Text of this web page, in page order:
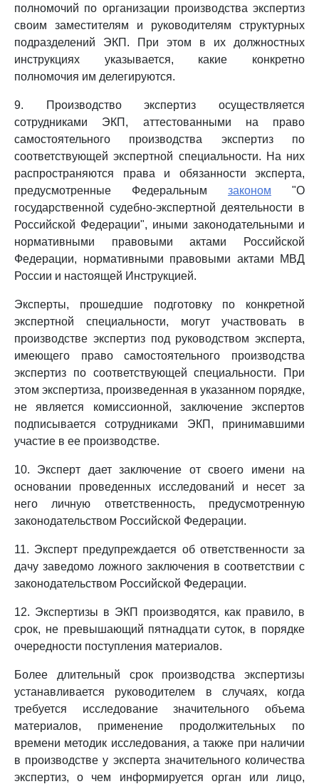
полномочий по организации производства экспертиз
своим заместителям и руководителям структурных
подразделений ЭКП. При этом в их должностных
инструкциях указывается, какие конкретно
полномочия им делегируются.
9. Производство экспертиз осуществляется
сотрудниками ЭКП, аттестованными на право
самостоятельного производства экспертиз по
соответствующей экспертной специальности. На них
распространяются права и обязанности эксперта,
предусмотренные Федеральным законом "О
государственной судебно-экспертной деятельности в
Российской Федерации", иными законодательными и
нормативными правовыми актами Российской
Федерации, нормативными правовыми актами МВД
России и настоящей Инструкцией.
Эксперты, прошедшие подготовку по конкретной
экспертной специальности, могут участвовать в
производстве экспертиз под руководством эксперта,
имеющего право самостоятельного производства
экспертиз по соответствующей специальности. При
этом экспертиза, произведенная в указанном порядке,
не является комиссионной, заключение экспертов
подписывается сотрудниками ЭКП, принимавшими
участие в ее производстве.
10. Эксперт дает заключение от своего имени на
основании проведенных исследований и несет за
него личную ответственность, предусмотренную
законодательством Российской Федерации.
11. Эксперт предупреждается об ответственности за
дачу заведомо ложного заключения в соответствии с
законодательством Российской Федерации.
12. Экспертизы в ЭКП производятся, как правило, в
срок, не превышающий пятнадцати суток, в порядке
очередности поступления материалов.
Более длительный срок производства экспертизы
устанавливается руководителем в случаях, когда
требуется исследование значительного объема
материалов, применение продолжительных по
времени методик исследования, а также при наличии
в производстве у эксперта значительного количества
экспертиз, о чем информируется орган или лицо,